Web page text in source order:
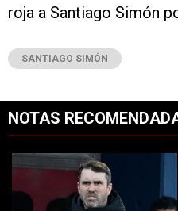
roja a Santiago Simón
SANTIAGO SIMÓN
NOTAS
Un artículo de tendencia con el